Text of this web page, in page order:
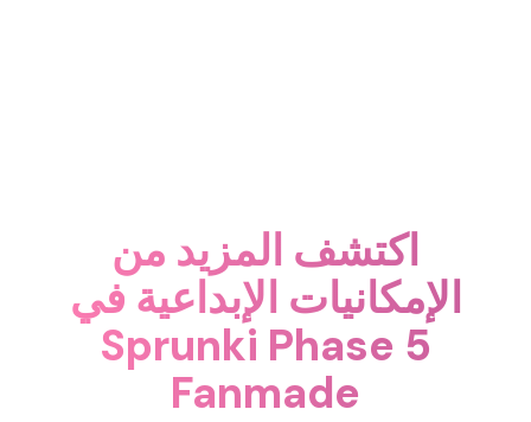
اكتشف المزيد من
الإمكانيات الإبداعية في
Sprunki Phase 5
Fanmade